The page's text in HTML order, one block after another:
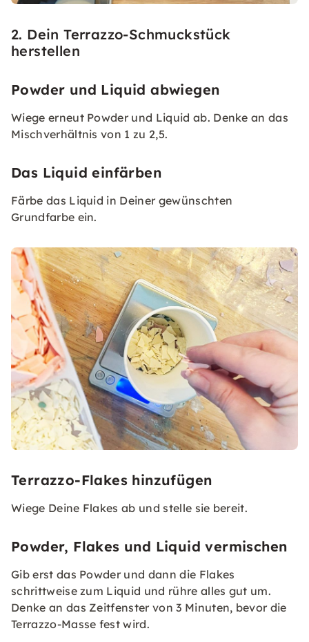
2. Dein Terrazzo-Schmuckstück
herstellen
Powder und Liquid abwiegen
Wiege erneut Powder und Liquid ab. Denke an das
Mischverhältnis von 1 zu 2,5.
Das Liquid einfärben
Färbe das Liquid in Deiner gewünschten
Grundfarbe ein.
Terrazzo-Flakes hinzufügen
Wiege Deine Flakes ab und stelle sie bereit.
Powder, Flakes und Liquid vermischen
Gib erst das Powder und dann die Flakes
schrittweise zum Liquid und rühre alles gut um.
Denke an das Zeitfenster von 3 Minuten, bevor die
Terrazzo-Masse fest wird.